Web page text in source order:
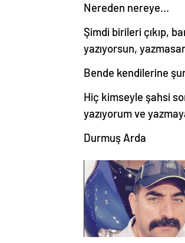
Nereden nereye…
Şimdi birileri çıkıp,
yazıyorsun,
Bende kendilerine
Hiç kimseyle şahsi
yazıyorum ve
Durmuş Arda